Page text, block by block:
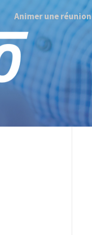
Animer une réunion